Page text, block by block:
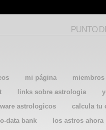
mi página miembros
links sobre astrologia
astrologicos
calcula tu
data bank
los astros ahora
PUNTO